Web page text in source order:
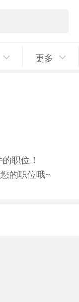
更多
职位！
的职位哦~